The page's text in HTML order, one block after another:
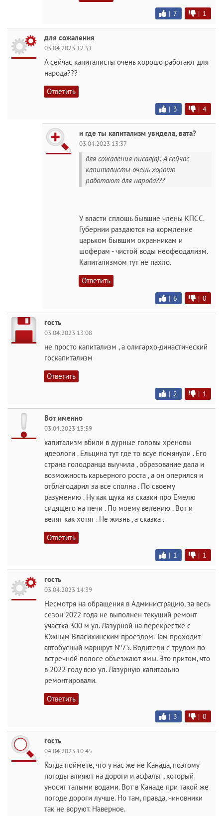
| 7 | 1
для сожаления
03.04.2023 12:51
А сейчас капиталисты очень хорошо работают для
народа???
Ответить
| 3 | 4
и где ты капитализм увидела, вата?
03.04.2023 13:37
для сожаления писал(а): А сейчас
капиталисты очень хорошо
работают для народа???
У власти сплошь бывшие члены КПСС.
Губернии раздаются на кормление
царьком бывшим охранникам и
шоферам - чистой воды неофеодализм.
Капитализмом тут не пахло.
Ответить
| 6 | 0
гость
03.04.2023 13:08
не просто капитализм , а олигархо-династический
госкапитализм
Ответить
| 2 | 1
Вот именно
03.04.2023 13:59
капитализм вбили в дурные головы хреновы
идеологи . Ельцина тут где то всуе помянули . Его
страна голодранца выучила , образование дала и
возможность карьерного роста , а он оперился и
отблагодарил за все сполна . По своему
разумению . Ну как щука из сказки про Емелю
сидящего на печи . По моему велению . Вот и
велят как хотят . Не жизнь , а сказка .
Ответить
| 1 | 1
гость
03.04.2023 14:39
Несмотря на обращения в Администрацию, за весь
сезон 2022 года не выполнен текущий ремонт
участка 300 м ул. Лазурной на перекрестке с
Южным Власихинским проездом. Там проходит
автобусный маршрут №75. Водители с трудом по
встречной полосе объезжают ямы. Это притом, что
в 2022 году всю ул. Лазурную капитально
ремонтировали.
Ответить
| 3 | 0
гость
04.04.2023 10:45
Когда поймёте, что у нас же не Канада, поэтому
погоды влияют на дороги и асфальт , который
уносит талыми водами. Вот в Канаде при такой же
погоде дороги лучше. Но там, правда, чиновники
так не воруют. Наверное.